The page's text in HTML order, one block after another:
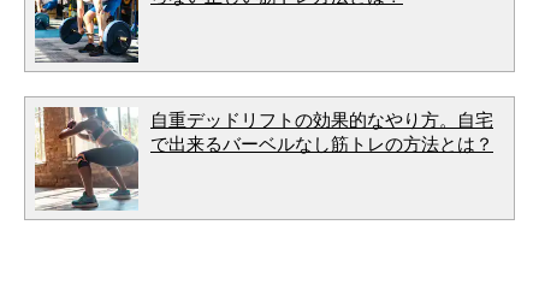
自重デッドリフトの効果的なやり方。自宅
で出来るバーベルなし筋トレの方法とは？